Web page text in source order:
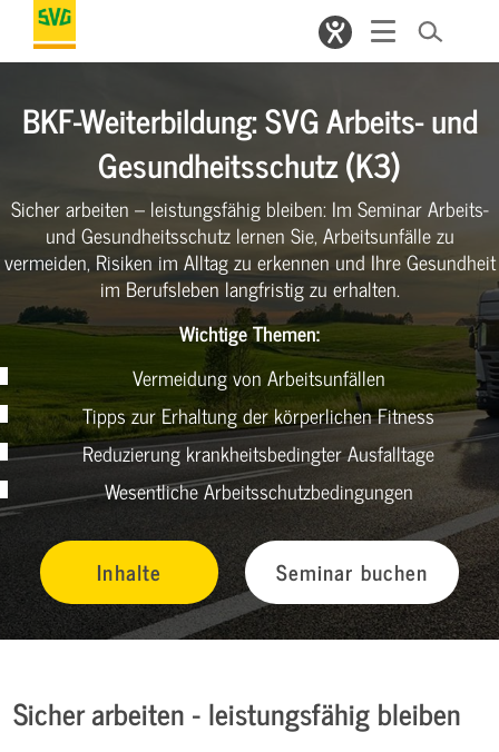
BKF-Weiterbildung: SVG Arbeits- und
Gesundheitsschutz (K3)
Sicher arbeiten – leistungsfähig bleiben: Im Seminar Arbeits-
und Gesundheitsschutz lernen Sie, Arbeitsunfälle zu
vermeiden, Risiken im Alltag zu erkennen und Ihre Gesundheit
im Berufsleben langfristig zu erhalten.
Wichtige Themen:
Vermeidung von Arbeitsunfällen
Tipps zur Erhaltung der körperlichen Fitness
Reduzierung krankheitsbedingter Ausfalltage
Wesentliche Arbeitsschutzbedingungen
Inhalte Seminar buchen
Sicher arbeiten - leistungsfähig bleiben